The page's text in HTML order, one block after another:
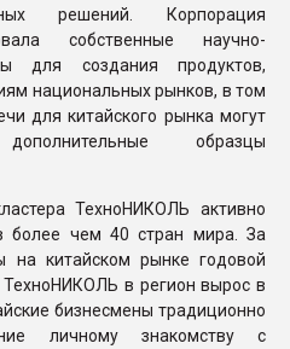
решений. Корпорация
собственные научно-
для создания продуктов,
национальных рынков, в том
для китайского рынка могут
образцы
ТехноНИКОЛЬ активно
более чем 40 стран мира. За
на китайском рынке годовой
в регион вырос в
бизнесмены традиционно
личному знакомству с